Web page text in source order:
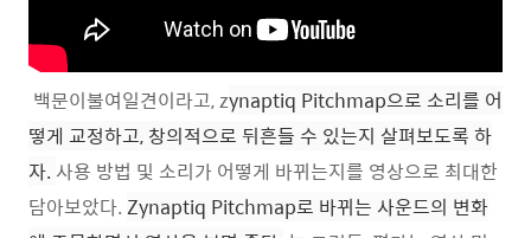
백문이불여일견이라고, zynaptiq Pitchmap으로 소리를 어
떻게 교정하고, 창의적으로 뒤흔들 수 있는지 살펴보도록 하
자. 사용 방법 및 소리가 어떻게 바뀌는지를 영상으로 최대한
담아보았다. Zynaptiq Pitchmap로 바뀌는 사운드의 변화